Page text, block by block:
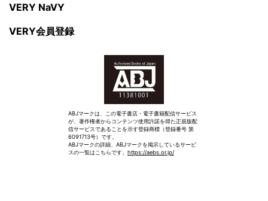
VERY NaVY
VERY会員登録
ABJマークは、この電子書店・電子書籍配信サービス
が、著作権者からコンテンツ使用許諾を得た正規版配
信サービスであることを示す登録商標（登録番号 第
6091713号）です。
ABJマークの詳細、ABJマークを掲示しているサービ
スの一覧はこちらです。 https://aebs.or.jp/